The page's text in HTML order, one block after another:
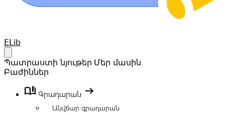
Your Company
ELib
Պատրաստի նյութեր Մեր մասին
Բաժիններ
book_ribbon Գրադարան arrow_right_alt
Անվճար գրադարան